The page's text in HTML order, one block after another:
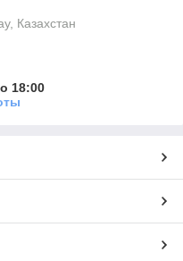
Казахстан
18:00